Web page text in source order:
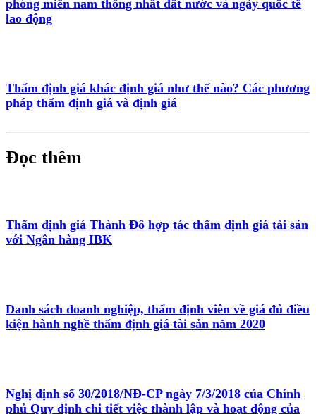
phóng miền nam thống nhất đất nước và ngày quốc tế
lao động
Thẩm định giá khác định giá như thế nào? Các phương
pháp thẩm định giá và định giá
Đọc thêm
Thẩm định giá Thành Đô hợp tác thẩm định giá tài sản
với Ngân hàng IBK
Danh sách doanh nghiệp, thẩm định viên về giá đủ điều
kiện hành nghề thẩm định giá tài sản năm 2020
Nghị định số 30/2018/NĐ-CP ngày 7/3/2018 của Chính
phủ Quy định chi tiết việc thành lập và hoạt động của